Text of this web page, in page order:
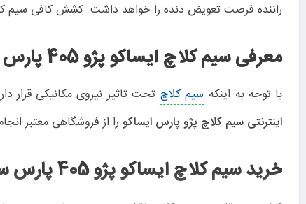
راننده فرصت تعویض دنده را خواهد داشت. کشش کافی سیم
معرفی سیم کلاچ ایساکو پژو 405 پارس سمند
با توجه به اینکه سیم کلاچ تحت تاثیر نیروی مکانیکی قرار
اینترنتی سیم کلاچ پژو پارس ایساکو را از فروشگاهی معتبر انجام دهید. سیم کلاچ ایساکو پژو 405 پارس
خرید سیم کلاچ ایساکو پژو 405 پارس سمند از یدک پارت